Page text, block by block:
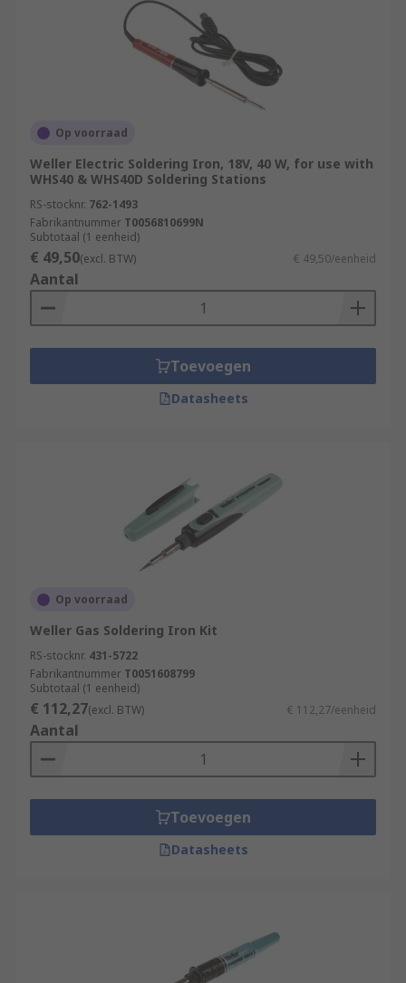
Op voorraad
Weller Electric Soldering Iron, 18V, 40 W, for use with
WHS40 & WHS40D Soldering Stations
RS-stocknr. 762-1493
Fabrikantnummer T0056810699N
Subtotaal (1 eenheid)
€ 49,50(excl. BTW) € 49,50/eenheid
Aantal
Toevoegen
Datasheets
Op voorraad
Weller Gas Soldering Iron Kit
RS-stocknr. 431-5722
Fabrikantnummer T0051608799
Subtotaal (1 eenheid)
€ 112,27(excl. BTW) € 112,27/eenheid
Aantal
Toevoegen
Datasheets